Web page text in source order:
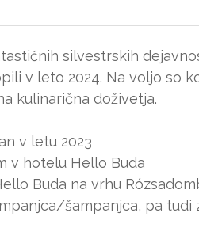
silvestrskih
v leto 2024. Na voljo so
kulinarična doživetja.
v letu 2023
v hotelu Hello Buda
Buda na vrhu
šampanjca, pa tudi